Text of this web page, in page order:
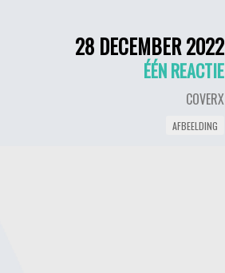
28 DECEMBER 2022
ÉÉN REACTIE
COVERX
AFBEELDING